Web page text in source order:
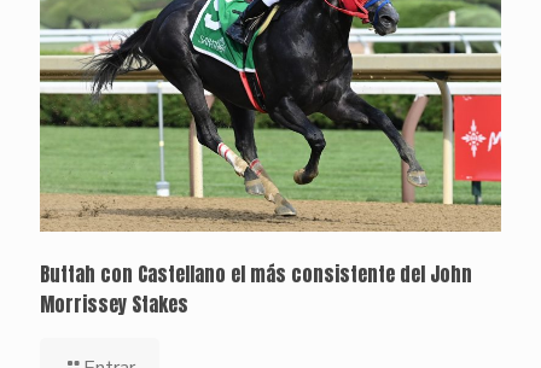
Buttah con Castellano el más consistente del John
Morrissey Stakes